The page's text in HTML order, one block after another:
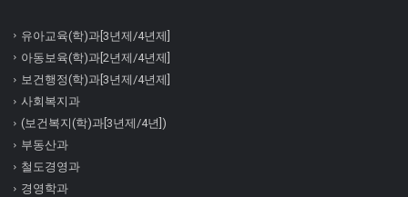
유아교육(학)과[3년제/4년제]
아동보육(학)과[2년제/4년제]
보건행정(학)과[3년제/4년제]
사회복지과
(보건복지(학)과[3년제/4년])
부동산과
철도경영과
경영학과